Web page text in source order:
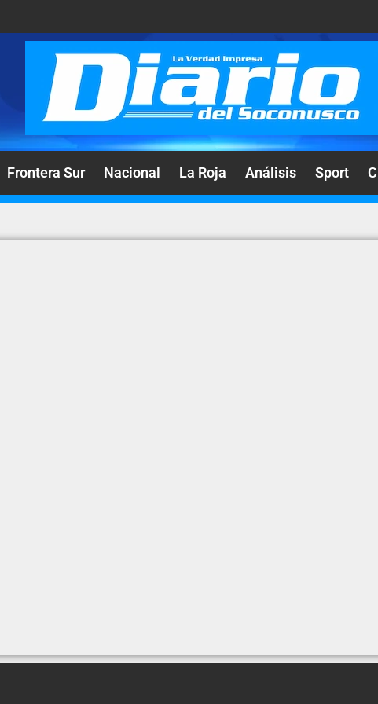
Frontera Sur Nacional La Roja Análisis Sport